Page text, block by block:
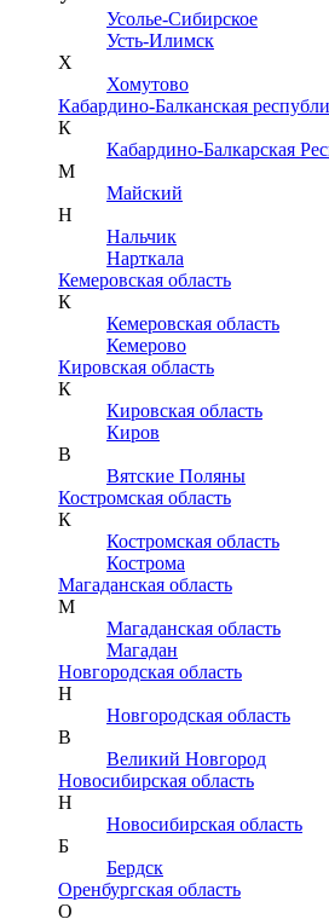
Усолье-Сибирское
Усть-Илимск
Х
Хомутово
Кабардино-Балканская
К
Кабардино-Балкарская
М
Майский
Н
Нальчик
Нарткала
Кемеровская область
К
Кемеровская область
Кемерово
Кировская область
К
Кировская область
Киров
В
Вятские Поляны
Костромская область
К
Костромская область
Кострома
Магаданская область
М
Магаданская область
Магадан
Новгородская область
Н
Новгородская область
В
Великий Новгород
Новосибирская область
Н
Новосибирская область
Б
Бердск
Оренбургская область
О